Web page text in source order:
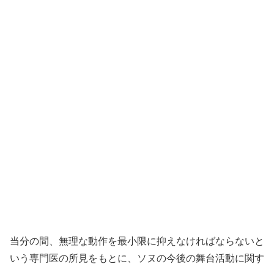
当分の間、無理な動作を最小限に抑えなければならないと
いう専門医の所見をもとに、ソヌの今後の舞台活動に関す